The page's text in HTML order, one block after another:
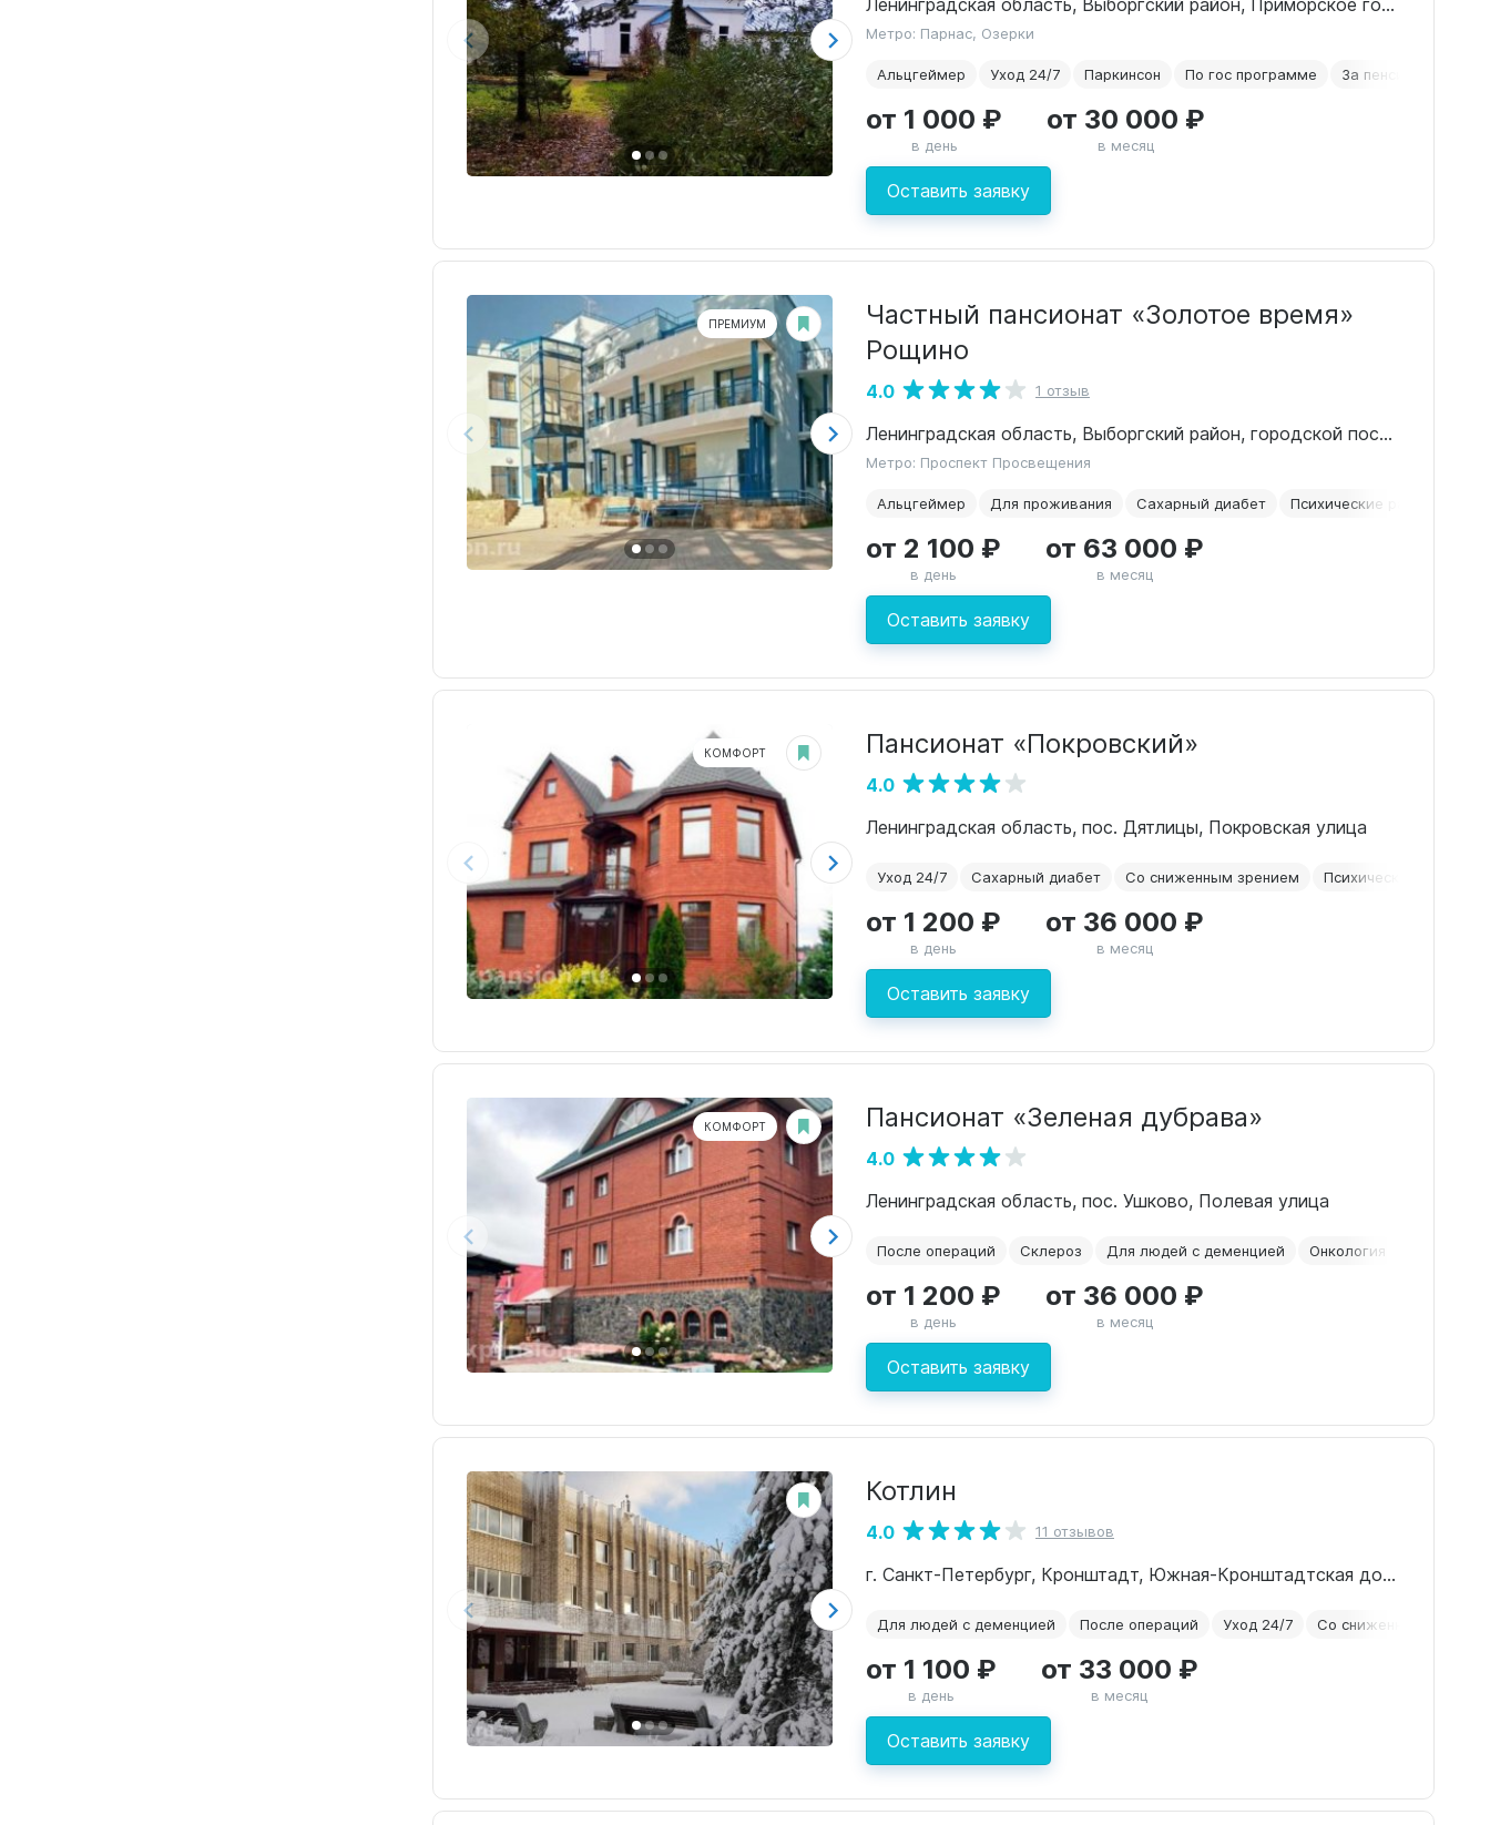
Метро: Парнас, Озерки
Альцгеймер Уход 24/7 Паркинсон По гос программе За пенсию
Оставить заявку
от 1 000 ₽
в день
от 30 000 ₽
в месяц
ПРЕМИУМ
Частный пансионат «Золотое время»
Рощино
4.0 1 отзыв
Ленинградская область, Выборгский район, городской посёлок Рощино, Безымянный переулок, 2
Метро: Проспект Просвещения
Альцгеймер Для проживания Сахарный диабет Психические расстройства
Оставить заявку
от 2 100 ₽
в день
от 63 000 ₽
в месяц
КОМФОРТ Пансионат «Покровский»
4.0
Ленинградская область, пос. Дятлицы, Покровская улица
Уход 24/7 Сахарный диабет Со сниженным зрением Психические
Оставить заявку
от 1 200 ₽
в день
от 36 000 ₽
в месяц
КОМФОРТ Пансионат «Зеленая дубрава»
4.0
Ленинградская область, пос. Ушково, Полевая улица
После операций Склероз Для людей с деменцией Онкология
Оставить заявку
от 1 200 ₽
в день
от 36 000 ₽
в месяц
Котлин
4.0 11 отзывов
г. Санкт-Петербург, Кронштадт, Южная-Кронштадтская дорога, дом. 12к3
Для людей с деменцией После операций Уход 24/7 Со сниженным зрением
Оставить заявку
от 1 100 ₽
в день
от 33 000 ₽
в месяц